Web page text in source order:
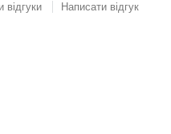
відгуки Написати відгук